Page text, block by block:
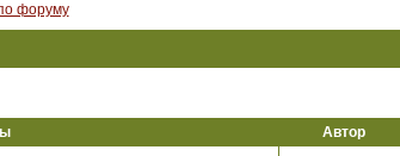
форуму
Автор